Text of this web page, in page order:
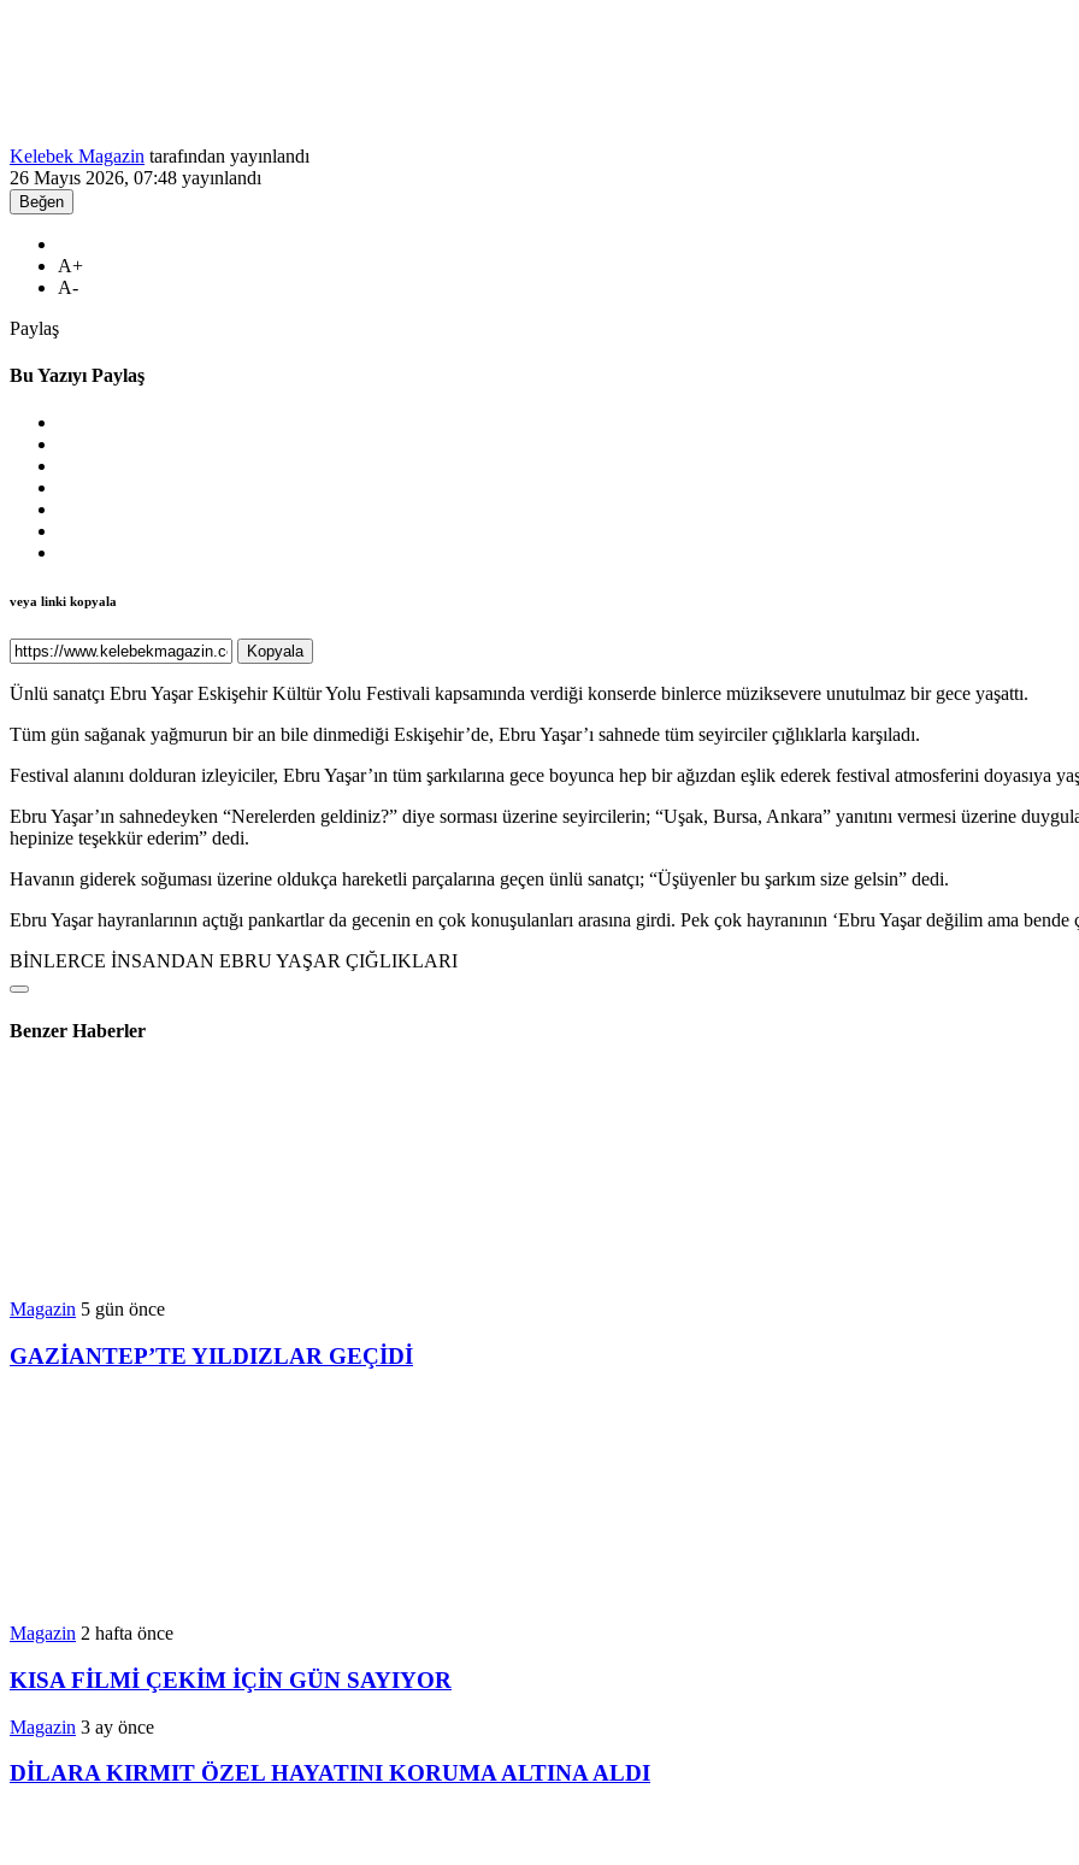
Kelebek Magazin tarafından yayınlandı
26 Mayıs 2026, 07:48 yayınlandı
Beğen
A+
A-
Paylaş
Bu Yazıyı Paylaş
veya linki kopyala
Kopyala
Ünlü sanatçı Ebru Yaşar Eskişehir Kültür Yolu Festivali kapsamında verdiği konserde binlerce müziksevere unutulmaz bir gece yaşattı.
Tüm gün sağanak yağmurun bir an bile dinmediği Eskişehir’de, Ebru Yaşar’ı sahnede tüm seyirciler çığlıklarla karşıladı.
Festival alanını dolduran izleyiciler, Ebru Yaşar’ın tüm şarkılarına gece boyunca hep bir ağızdan eşlik ederek festival atmosferini doyasıya
Ebru Yaşar’ın sahnedeyken “Nerelerden geldiniz?” diye sorması üzerine seyircilerin; “Uşak, Bursa, Ankara” yanıtını vermesi üzerine
hepinize teşekkür ederim” dedi.
Havanın giderek soğuması üzerine oldukça hareketli parçalarına geçen ünlü sanatçı; “Üşüyenler bu şarkım size gelsin” dedi.
Ebru Yaşar hayranlarının açtığı pankartlar da gecenin en çok konuşulanları arasına girdi. Pek çok hayranının ‘Ebru Yaşar değilim ama
BİNLERCE İNSANDAN EBRU YAŞAR ÇIĞLIKLARI
Benzer Haberler
Magazin 5 gün önce
GAZİANTEP’TE YILDIZLAR GEÇİDİ
Magazin 2 hafta önce
KISA FİLMİ ÇEKİM İÇİN GÜN SAYIYOR
Magazin 3 ay önce
DİLARA KIRMIT ÖZEL HAYATINI KORUMA ALTINA ALDI